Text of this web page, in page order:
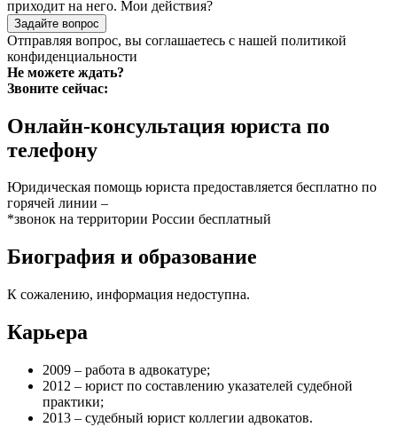
приходит на него. Мои действия?
Задайте вопрос
Отправляя вопрос, вы соглашаетесь с нашей политикой
конфиденциальности
Не можете ждать?
Звоните сейчас:
Онлайн-консультация юриста по
телефону
Юридическая помощь юриста предоставляется бесплатно по
горячей линии –
*звонок на территории России бесплатный
Биография и образование
К сожалению, информация недоступна.
Карьера
2009 – работа в адвокатуре;
2012 – юрист по составлению указателей судебной
практики;
2013 – судебный юрист коллегии адвокатов.